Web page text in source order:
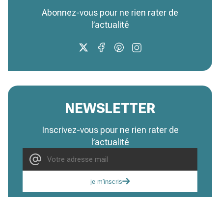
Abonnez-vous pour ne rien rater de
l’actualité
NEWSLETTER
Inscrivez-vous pour ne rien rater de
l’actualité
je m'inscris